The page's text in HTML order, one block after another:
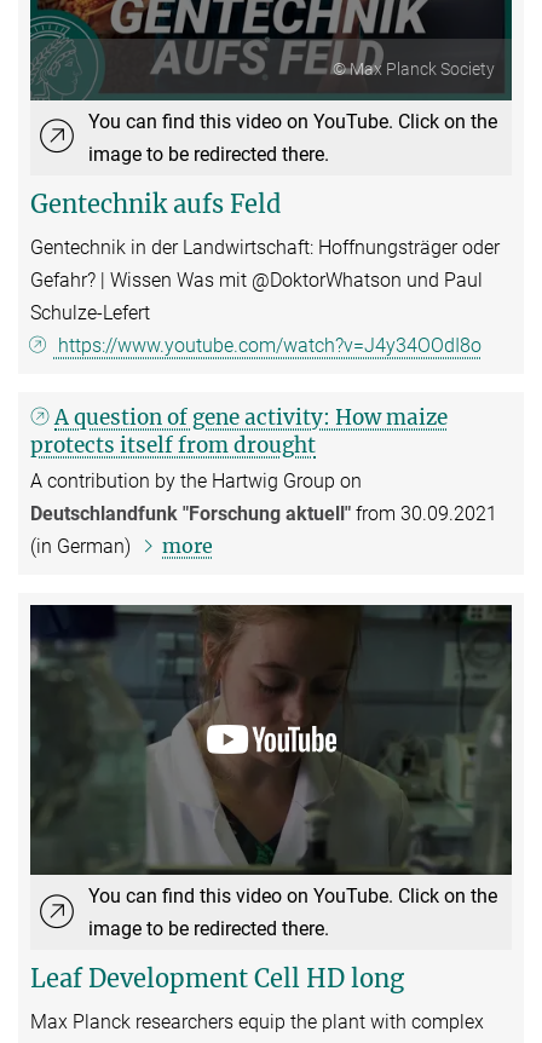
© Max Planck Society
You can find this video on YouTube. Click on the
image to be redirected there.
Gentechnik aufs Feld
Gentechnik in der Landwirtschaft: Hoffnungsträger oder
Gefahr? | Wissen Was mit ‪@DoktorWhatson‬ ‬und Paul
Schulze-Lefert
https://www.youtube.com/watch?v=J4y34OOdI8o
A question of gene activity: How maize
protects itself from drought
A contribution by the Hartwig Group on
Deutschlandfunk "Forschung aktuell" from 30.09.2021
(in German)
more
You can find this video on YouTube. Click on the
image to be redirected there.
Leaf Development Cell HD long
Max Planck researchers equip the plant with complex